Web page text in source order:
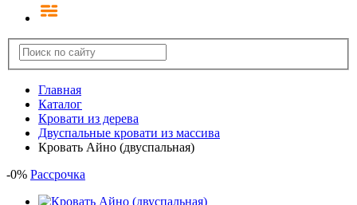
Главная
Каталог
Кровати из дерева
Двуспальные кровати из массива
Кровать Айно (двуспальная)
-0% Рассрочка